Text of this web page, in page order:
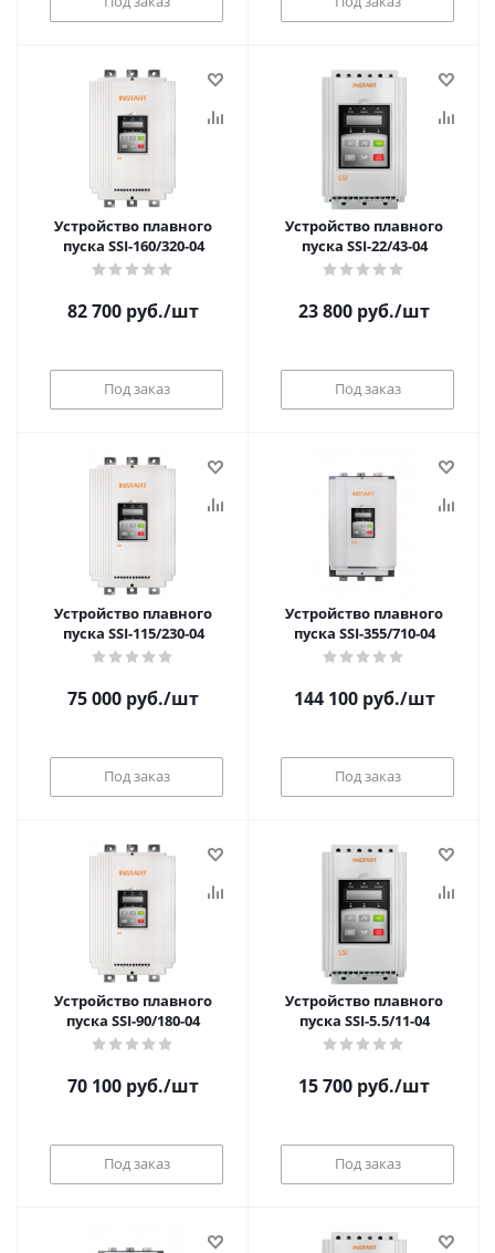
Устройство плавного
пуска SSI-160/320-04
82 700 руб./шт
Под заказ
Устройство плавного
пуска SSI-22/43-04
23 800 руб./шт
Под заказ
Устройство плавного
пуска SSI-115/230-04
75 000 руб./шт
Под заказ
Устройство плавного
пуска SSI-355/710-04
144 100руб./шт
Под заказ
Устройство плавного
пуска SSI-90/180-04
70 100 руб./шт
Под заказ
Устройство плавного
пуска SSI-5.5/11-04
15 700 руб./шт
Под заказ